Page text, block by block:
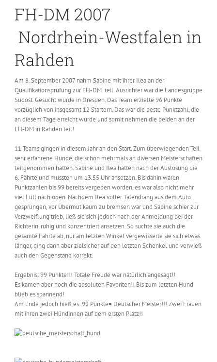
FH-DM 2007
Nordrhein-Westfalen in
Rahden
Am 8. September 2007 nahm Sabine mit ihrer Ilea an der
Qualifikationsprüfung zur FH-DM teil. Ausrichter war die Landesgruppe
Südost. Gesucht wurde in Dresden. Das Team erzielte 96 Punkte
vorzüglich von insgesamt 12 Startern. Das war die beste Punktzahl, die
an diesem Tage erreicht wurde und somit nehmen die beiden an der
FH-DM in Rahden teil!
11 Teams gingen in diesem Jahr an den Start. Zum überwiegenden Teil
sehr erfahrene Hunde, die schon mehrmals an diversen Meisterschaften
teilgenommen hatten. Sabine und Ilea hatten nach der Auslosung die
6. Fährte und mussten um 13.55 Uhr ansetzen. Bis dahin waren
Punktzahlen bis 99 bereits vergeben worden, es war also nicht mehr
viel Luft nach oben. Nachdem Ilea voller Tatendrang aus dem Auto
gesprungen, vor Übermut kaum zu bremsen war und Sabine schier zur
Verzweiflung trieb, ließ sie sich jedoch nach der Anmeldung bei der
Richterin, ruhig und konzentriert ansetzen. So suchte sie auch die
gesamte Fährte ab, nur am letzten Winkel vergewisserte sie sich etwas
länger, ging dann aber zielsicher auf den letzten Schenkel und verwieß
auch den Gegenstand korrekt.
Ergebnis: 99 Punkte!!! Totale Freude war natürlich angesagt!!
Es kamen aber noch die absoluten Favoriten!! Bis zum letzten Hund
blieb es spannend!
Am Ende jedoch hieß es: 99 Punkte= Deutscher Meister!!! Zwei Frauen
mit ihren zwei Hündinnen auf dem ersten Platz!!